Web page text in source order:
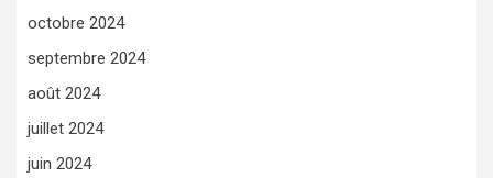
octobre 2024
septembre 2024
août 2024
juillet 2024
juin 2024